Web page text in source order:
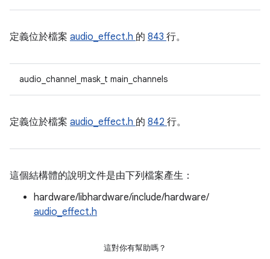
定義位於檔案 audio_effect.h 的 843 行。
audio_channel_mask_t main_channels
定義位於檔案 audio_effect.h 的 842 行。
這個結構體的說明文件是由下列檔案產生：
hardware/libhardware/include/hardware/
audio_effect.h
這對你有幫助嗎？